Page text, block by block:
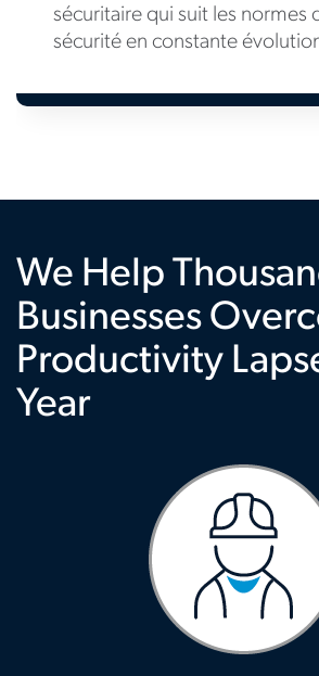
sécuritaire qui suit les normes
sécurité en constante
We Help
Businesses
Productivity
Year